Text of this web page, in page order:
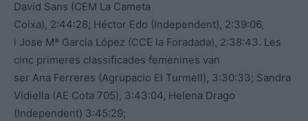
David Sans (CEM La Cameta
Coixa), 2:44:28; Héctor Edo (Independent), 2:39:06,
i Jose Mª Garcia López (CCE la Foradada), 2:38:43. Les
cinc primeres classificades femenines van
ser Ana Ferreres (Agrupacio El Turmell), 3:30:33; Sandra
Vidiella (AE Cota 705), 3:43:04, Helena Drago
(Independent) 3:45:29;